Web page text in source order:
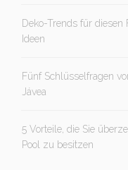
Deko-Trends für
Ideen
Fünf Schlüsselfragen
Jávea
5 Vorteile, die Sie
Pool zu besitzen